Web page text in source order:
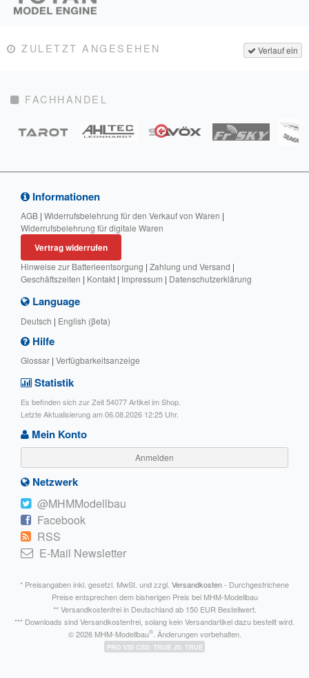
Verlauf ein
ZULETZT ANGESEHEN
FACHHANDEL
Informationen
AGB | Widerrufsbelehrung für den Verkauf von Waren |
Widerrufsbelehrung für digitale Waren
Vertrag widerrufen
Hinweise zur Batterieentsorgung | Zahlung und Versand |
Geschäftszeiten | Kontakt | Impressum | Datenschutzerklärung
Language
Deutsch | English (βeta)
Hilfe
Glossar | Verfügbarkeitsanzeige
Statistik
Es befinden sich zur Zeit 54077 Artikel im Shop.
Letzte Aktualisierung am 06.08.2026 12:25 Uhr.
Mein Konto
Anmelden
Netzwerk
@MHMModellbau
Facebook
RSS
E-Mail Newsletter
* Preisangaben inkl. gesetzl. MwSt. und zzgl. Versandkosten- Durchgestrichene
Preise entsprechen dem bisherigen Preis bei MHM-Modellbau
** Versandkostenfrei in Deutschland ab 150 EUR Bestellwert.
*** Downloads sind Versandkostenfrei, solang kein Versandartikel dazu bestellt wird.
© 2026 MHM-Modellbau®. Änderungen vorbehalten.
PRO V35 CSS: TRUE JS: TRUE